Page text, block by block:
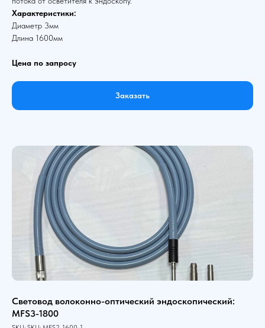
Характеристики:
Диаметр 3мм
Длина 1600мм
Цена по запросу
Заказать
Световод волоконно-оптический эндоскопический:
MFS3-1800